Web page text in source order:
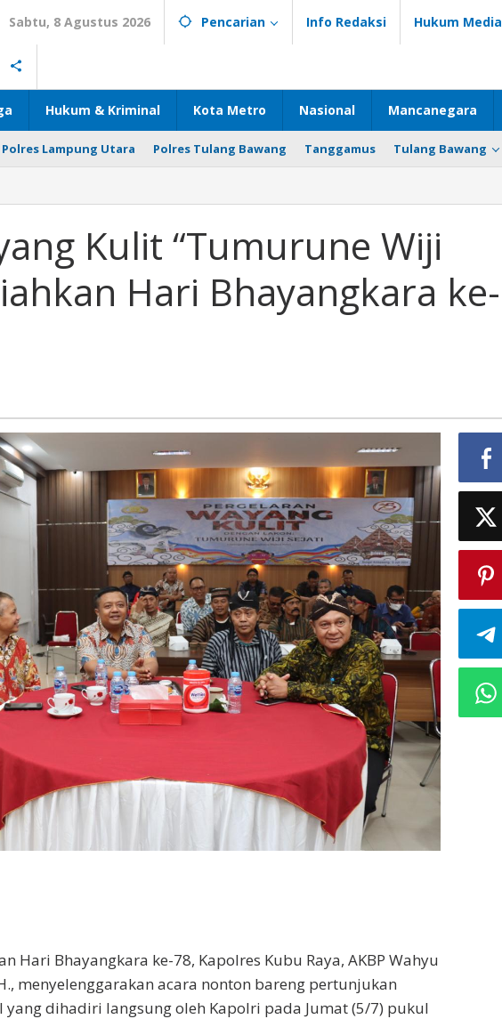
Sabtu, 8 Agustus 2026 Pencarian Info Redaksi Hukum Media
Hukum & Kriminal Kota Metro Nasional Mancanegara
Polres Lampung Utara Polres Tulang Bawang Tanggamus Tulang Bawang
Kulit “Tumurune Wiji
Hari Bhayangkara ke-
Hari Bhayangkara ke-78, Kapolres Kubu Raya, AKBP Wahyu
menyelenggarakan acara nonton bareng pertunjukan
dihadiri langsung oleh Kapolri pada Jumat (5/7) pukul